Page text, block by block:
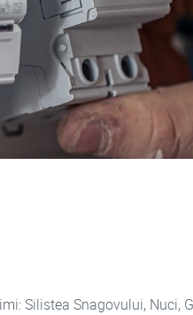
Silistea Snagovului, Nuci,